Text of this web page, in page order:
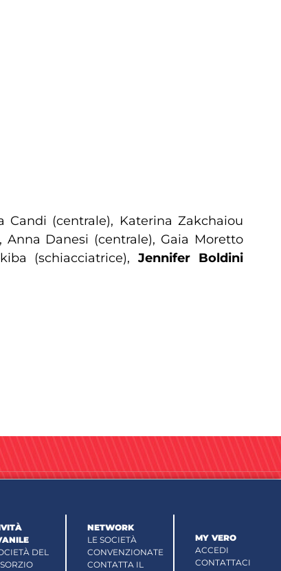
Candi (centrale), Katerina Zakchaiou
Anna Danesi (centrale), Gaia Moretto
(schiacciatrice), Jennifer Boldini
DEL
NETWORK
LE SOCIETÀ
CONVENZIONATE
CONTATTA IL
MY VERO
ACCEDI
CONTATTACI